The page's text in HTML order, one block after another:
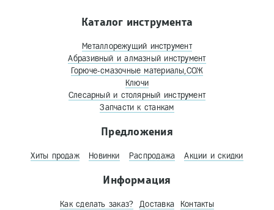
Каталог инструмента
Металлорежущий инструмент
Абразивный и алмазный инструмент
Горюче-смазочные материалы,СОЖ
Ключи
Слесарный и столярный инструмент
Запчасти к станкам
Предложения
Хиты продаж Новинки Распродажа Акции и скидки
Информация
Как сделать заказ? Доставка
Контакты